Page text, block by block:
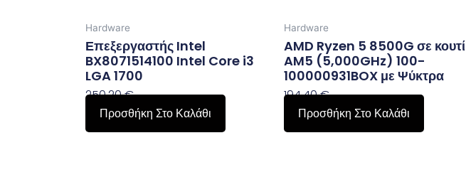
Hardware
Επεξεργαστής Intel
BX8071514100 Intel Core i3
LGA 1700
250,20€
Προσθήκη Στο Καλάθι
Hardware
AMD Ryzen 5 8500G σε κουτί
AM5 (5,000GHz) 100-
100000931BOX με Ψύκτρα
194,40€
Προσθήκη Στο Καλάθι